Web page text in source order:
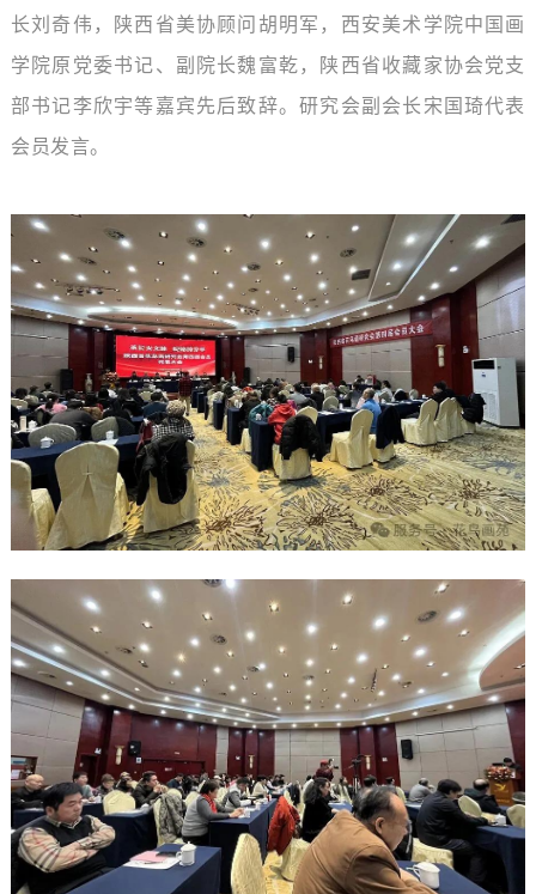
长刘奇伟，陕西省美协顾问胡明军， 西安美术学院中国画
学院原党委书记、副院长魏富乾， 陕西省收藏家协会党支
部书记李欣宇等嘉宾先后致辞。研究会副会长宋国琦代表
会员发言。